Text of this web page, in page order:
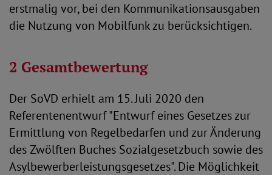
erstmalig vor, bei den Kommunikationsausgaben
die Nutzung von Mobilfunk zu berücksichtigen.
2 Gesamtbewertung
Der SoVD erhielt am 15. Juli 2020 den
Referentenentwurf "Entwurf eines Gesetzes zur
Ermittlung von Regelbedarfen und zur Änderung
des Zwölften Buches Sozialgesetzbuch sowie des
Asylbewerberleistungsgesetzes". Die Möglichkeit